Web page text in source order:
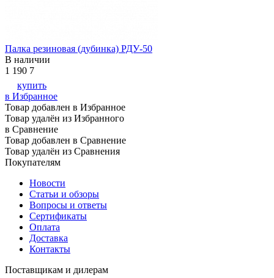
Палка резиновая (дубинка) РДУ-50
В наличии
1 190 7
купить
в Избранное
Товар добавлен в Избранное
Товар удалён из Избранного
в Сравнение
Товар добавлен в Сравнение
Товар удалён из Сравнения
Покупателям
Новости
Статьи и обзоры
Вопросы и ответы
Сертификаты
Оплата
Доставка
Контакты
Поставщикам и дилерам